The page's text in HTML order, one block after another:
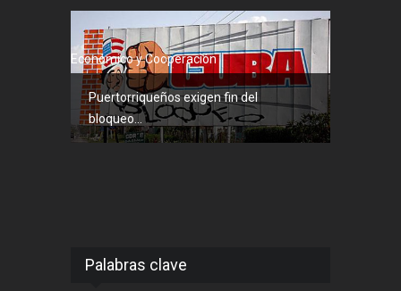
Económico y Cooperación
Puertorriqueños exigen fin del
bloqueo...
Palabras clave